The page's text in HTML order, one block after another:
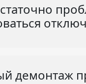
демонтаж